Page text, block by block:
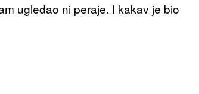
ugledao ni peraje. I kakav je bio